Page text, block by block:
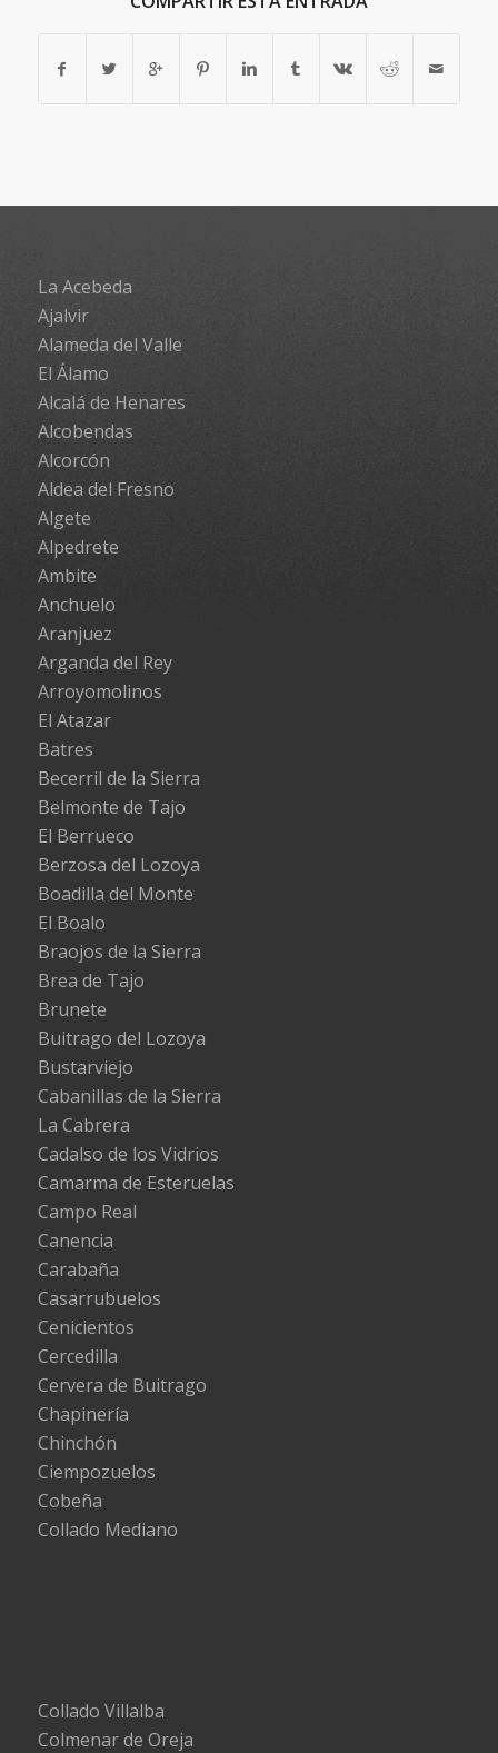
La Acebeda
Ajalvir
Alameda del Valle
El Álamo
Alcalá de Henares
Alcobendas
Alcorcón
Aldea del Fresno
Algete
Alpedrete
Ambite
Anchuelo
Aranjuez
Arganda del Rey
Arroyomolinos
El Atazar
Batres
Becerril de la Sierra
Belmonte de Tajo
El Berrueco
Berzosa del Lozoya
Boadilla del Monte
El Boalo
Braojos de la Sierra
Brea de Tajo
Brunete
Buitrago del Lozoya
Bustarviejo
Cabanillas de la Sierra
La Cabrera
Cadalso de los Vidrios
Camarma de Esteruelas
Campo Real
Canencia
Carabaña
Casarrubuelos
Cenicientos
Cercedilla
Cervera de Buitrago
Chapinería
Chinchón
Ciempozuelos
Cobeña
Collado Mediano
Collado Villalba
Colmenar de Oreja